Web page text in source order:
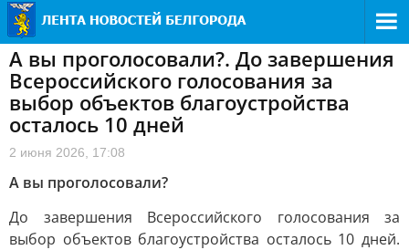
А вы проголосовали?. До завершения
Всероссийского голосования за
выбор объектов благоустройства
осталось 10 дней
2 июня 2026, 17:08
А вы проголосовали?
До завершения Всероссийского голосования за
выбор объектов благоустройства осталось 10 дней.